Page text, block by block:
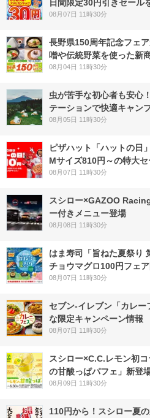
日間限定30円引きセール
08月07日 11時30分
長野県150周年記念フェ
噌や伝統野菜を使った新
08月04日 11時30分
虫が苦手な初心者も安心
テーションで快適キャン
08月05日 11時30分
ピザハット「ハットの日
Mサイズ810円～の特大
08月07日 11時30分
スシロー×GAZOO
ー付きメニュー登場
08月08日 11時30分
はま寿司「旨ねた夏祭り
チョウマグロ100円フェ
08月07日 11時30分
セブン‐イレブン「カレ
な限定キャンペーン情報
08月07日 11時30分
スシロー×C.C.レモン初
の甘酸っぱパフェ」新登
08月09日 11時30分
110円から！スシロー夏